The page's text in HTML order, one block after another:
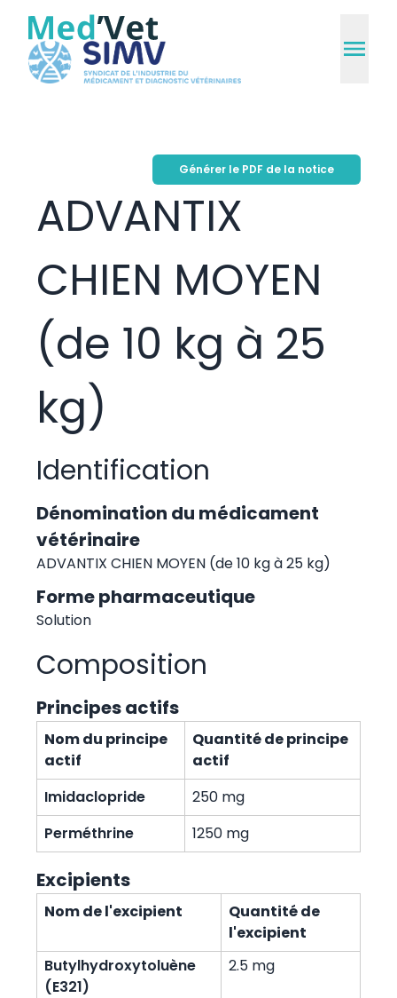
Générer le PDF de la notice
ADVANTIX
CHIEN MOYEN
(de 10 kg à 25
kg)
Identification
Dénomination du médicament
vétérinaire
ADVANTIX CHIEN MOYEN (de 10 kg à 25 kg)
Forme pharmaceutique
Solution
Composition
Principes actifs
Nom du principe
actif
Quantité de principe
actif
Imidaclopride
250 mg
Perméthrine
1250 mg
Excipients
Nom de l'excipient
Quantité de
l'excipient
Butylhydroxytoluène
(E321)
2.5 mg